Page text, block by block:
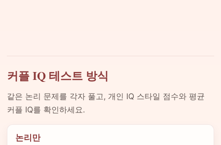
커플 IQ 테스트 방식
같은 논리 문제를 각자 풀고, 개인 IQ 스타일 점수와 평균
커플 IQ를 확인하세요.
논리만